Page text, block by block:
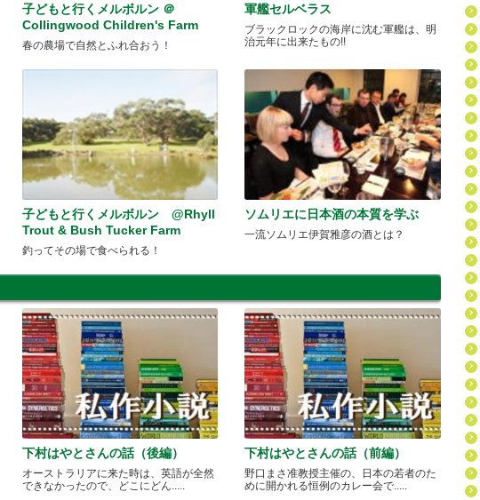
子どもと行くメルボルン ＠
Collingwood Children's Farm
春の農場で自然とふれ合おう！
軍艦セルベラス
ブラックロックの海岸に沈む軍艦は、明
治元年に出来たもの!!
子どもと行くメルボルン @Rhyll
Trout & Bush Tucker Farm
釣ってその場で食べられる！
ソムリエに日本酒の本質を学ぶ
一流ソムリエ伊賀雅彦の酒とは？
下村はやとさんの話（後編）
オーストラリアに来た時は、英語が全然
できなかったので、どこにどん.....
下村はやとさんの話（前編）
野口まさ准教授主催の、日本の若者のた
めに開かれる恒例のカレー会で.....